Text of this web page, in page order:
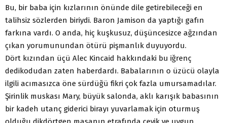
Bu, bir baba için kızlarının önünde dile getirebileceği en
talih­siz sözlerden biriydi. Baron Jamison da yaptığı gafın
farkına vardı. O anda, hiç kuşkusuz, düşüncesizce ağzından
çıkan yorumunundan ötürü pişmanlık duyuyordu.
Dört kızından üçü Alec Kincaid hakkındaki bu iğrenç
dedikodudan zaten haberdardı. Babalarının o üzücü olayla
ilgili acımasızca öne sürdüğü fikri çok fazla umursamadılar.
Şirinlik muskası Mary, büyük salonda, aklı karışık babasının
bir ka­deh utanç giderici birayı yuvarlamak için oturmuş